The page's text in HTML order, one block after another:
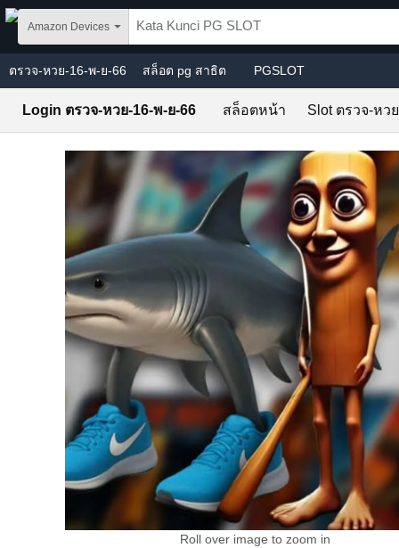
Skip to main content
Amazon Devices
ตรวจ-หวย-16-พ-ย-66 สล็อต pg สาธิต PGSLOT
Login ตรวจ-หวย-16-พ-ย-66 สล็อตหน้า Slot ตรวจ-หว
Roll over image to zoom in